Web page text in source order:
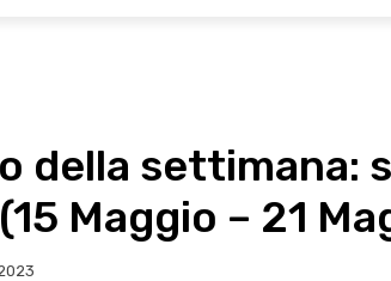
della settimana:
Maggio – 21